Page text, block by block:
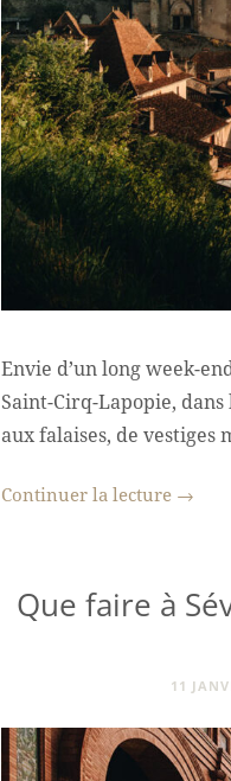
Envie d’un long week-
Saint-Cirq-Lapopie,
aux falaises, de vestiges
Continuer la lecture →
Que faire à
11